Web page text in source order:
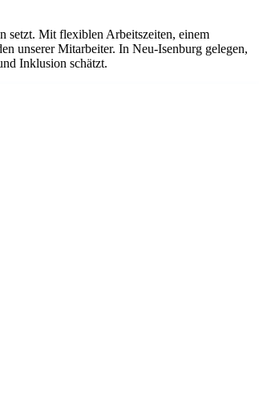
setzt. Mit flexiblen Arbeitszeiten, einem
unserer Mitarbeiter. In Neu-Isenburg gelegen,
Inklusion schätzt.